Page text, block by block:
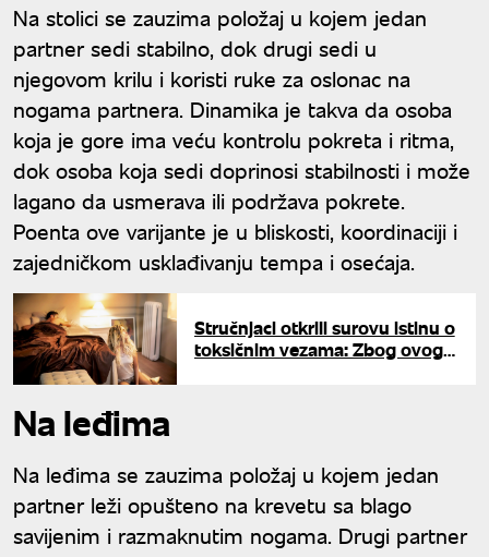
Na stolici se zauzima položaj u kojem jedan
partner sedi stabilno, dok drugi sedi u
njegovom krilu i koristi ruke za oslonac na
nogama partnera. Dinamika je takva da osoba
koja je gore ima veću kontrolu pokreta i ritma,
dok osoba koja sedi doprinosi stabilnosti i može
lagano da usmerava ili podržava pokrete.
Poenta ove varijante je u bliskosti, koordinaciji i
zajedničkom usklađivanju tempa i osećaja.
Stručnjaci otkrili surovu istinu o
toksičnim vezama: Zbog ovoga
Na leđima
Na leđima se zauzima položaj u kojem jedan
partner leži opušteno na krevetu sa blago
savijenim i razmaknutim nogama. Drugi partner